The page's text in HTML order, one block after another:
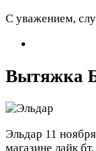
С уважением,
Вытяжка
Эльдар 11
магазине лайк